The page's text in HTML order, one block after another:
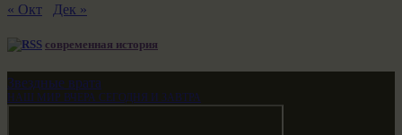
« Окт
Дек »
современная история
Звездные врата
НАШ МИР ВЧЕРА СЕГОДНЯ И ЗАВТРА